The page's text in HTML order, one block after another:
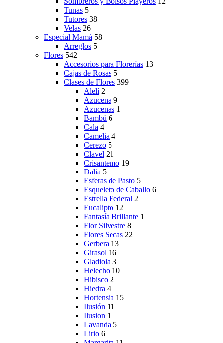
Tunas 5
Tutores 38
Velas 26
Especial Mamá 58
Arreglos 5
Flores 542
Accesorios para Florerías 13
Cajas de Rosas 5
Clases de Flores 399
Alelí 2
Azucena 9
Azucenas 1
Bambú 6
Cala 4
Camelia 4
Cerezo 5
Clavel 21
Crisantemo 19
Dalia 5
Esferas de Pasto 5
Esqueleto de Caballo 6
Estrella Federal 2
Eucalipto 12
Fantasía Brillante 1
Flor Silvestre 8
Flores Secas 22
Gerbera 13
Girasol 16
Gladiola 3
Helecho 10
Hibisco 2
Hiedra 4
Hortensia 15
Ilusión 11
Ilusion 1
Lavanda 5
Lirio 6